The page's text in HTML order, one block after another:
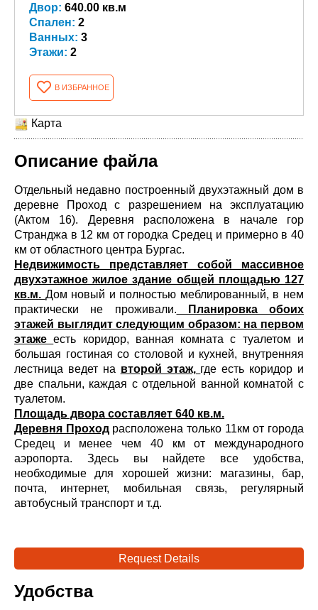
Двор: 640.00 кв.м
Спален: 2
Ванных: 3
Этажи: 2
В ИЗБРАННОЕ
Карта
Описание файла
Отдельный недавно построенный двухэтажный дом в
деревне Проход с разрешением на эксплуатацию
(Актом 16). Деревня расположена в начале гор
Странджа в 12 км от городка Средец и примерно в 40
км от областного центра Бургас.
Недвижимость представляет собой массивное
двухэтажное жилое здание общей площадью 127
кв.м. Дом новый и полностью меблированный, в нем
практически не проживали. Планировка обоих
этажей выглядит следующим образом: на первом
этажеесть коридор, ванная комната с туалетом и
большая гостиная со столовой и кухней, внутренняя
лестница ведет на второй этаж, где есть коридор и
две спальни, каждая с отдельной ванной комнатой с
туалетом.
Площадь двора составляет 640 кв.м.
Деревня Проходрасположена только 11км от города
Средец и менее чем 40 км от международного
аэропорта. Здесь вы найдете все удобства,
необходимые для хорошей жизни: магазины, бар,
почта, интернет, мобильная связь, регулярный
автобусный транспорт и т.д.
Request Details
Удобства